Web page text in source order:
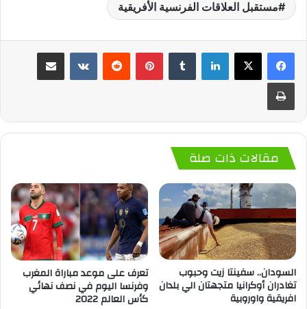
مستقبل العلاقات الفرنسية الأفريقية
لينكدإن بينتيريست
مقالات ذات صلة
السودان.. سفينتا زيت وحبوب
تغادران أوكرانيا متجهتان الي بلدان
افريقية واوروبية
تعرف على موعد مباراة المغرب
وفرنسا اليوم في نصف نهائي
كأس العالم 2022